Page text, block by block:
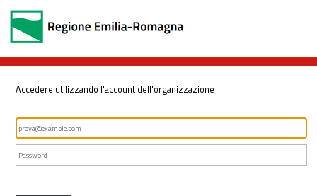
Accedere utilizzando l'account dell'organizzazione